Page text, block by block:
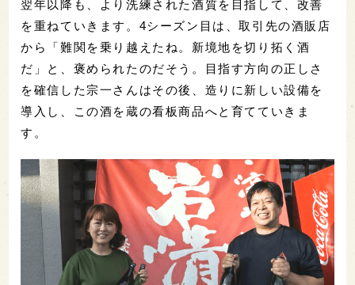
翌年以降も、より洗練された酒質を目指して、改善
を重ねていきます。4シーズン目は、取引先の酒販店
から「難関を乗り越えたね。新境地を切り拓く酒
だ」と、褒められたのだそう。目指す方向の正しさ
を確信した宗一さんはその後、造りに新しい設備を
導入し、この酒を蔵の看板商品へと育てていきま
す。